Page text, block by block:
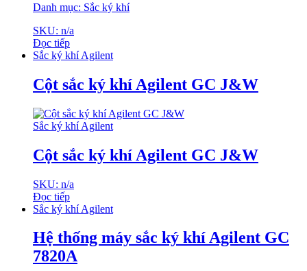
Danh mục: Sắc ký khí
SKU: n/a
Đọc tiếp
Sắc ký khí Agilent
Cột sắc ký khí Agilent GC J&W
Sắc ký khí Agilent
Cột sắc ký khí Agilent GC J&W
SKU: n/a
Đọc tiếp
Sắc ký khí Agilent
Hệ thống máy sắc ký khí Agilent GC
7820A